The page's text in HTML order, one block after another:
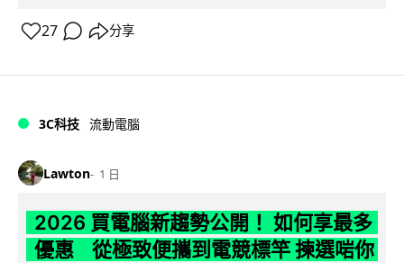
27 分享
3C科技 流動電腦
Lawton 1 日
2026 買電腦新趨勢公開！ 如何享最多
優惠 從極致便攜到電競標竿 揀選啱你